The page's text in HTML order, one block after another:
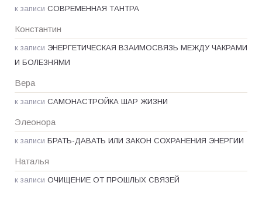
к записи СОВРЕМЕННАЯ ТАНТРА
Константин
к записи ЭНЕРГЕТИЧЕСКАЯ ВЗАИМОСВЯЗЬ МЕЖДУ ЧАКРАМИ
И БОЛЕЗНЯМИ
Вера
к записи САМОНАСТРОЙКА ШАР ЖИЗНИ
Элеонора
к записи БРАТЬ-ДАВАТЬ ИЛИ ЗАКОН СОХРАНЕНИЯ ЭНЕРГИИ
Наталья
к записи ОЧИЩЕНИЕ ОТ ПРОШЛЫХ СВЯЗЕЙ